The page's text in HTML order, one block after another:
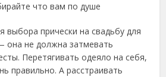
что вам по душе
выбора прически на свадьбу для
она не должна затмевать
Перетягивать одеяло на себя,
правильно. А расстраивать